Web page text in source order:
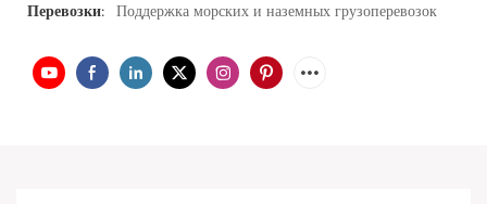
Перевозки:
Поддержка морских и наземных грузоперевозок